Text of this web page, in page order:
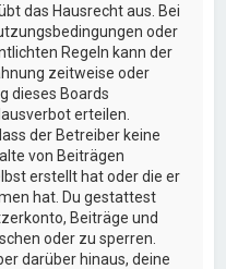
das Hausrecht aus. Bei
oder
Regeln kann der
zeitweise oder
dieses Boards
erteilen.
der Betreiber keine
von Beiträgen
erstellt hat oder die er
hat. Du gestattest
Beiträge und
oder zu sperren.
darüber hinaus, deine